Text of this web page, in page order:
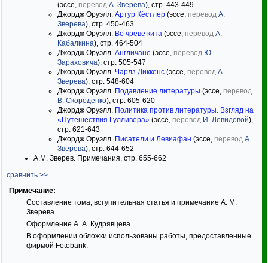
(эссе, перевод А. Зверева), стр. 443-449
Джордж Оруэлл. Артур Кёстлер (эссе, перевод А.
Зверева), стр. 450-463
Джордж Оруэлл. Во чреве кита (эссе, перевод А.
Кабалкина), стр. 464-504
Джордж Оруэлл. Англичане (эссе, перевод Ю.
Зараховича), стр. 505-547
Джордж Оруэлл. Чарлз Диккенс (эссе, перевод А.
Зверева), стр. 548-604
Джордж Оруэлл. Подавление литературы (эссе, перевод
В. Скороденко), стр. 605-620
Джордж Оруэлл. Политика против литературы. Взгляд на
«Путешествия Гулливера» (эссе, перевод И. Левидовой),
стр. 621-643
Джордж Оруэлл. Писатели и Левиафан (эссе, перевод А.
Зверева), стр. 644-652
А.М. Зверев. Примечания, стр. 655-662
сравнить >>
Примечание:
Составление тома, вступительная статья и примечание А. М.
Зверева.
Оформление А. А. Кудрявцева.
В оформлении обложки использованы работы, предоставленные
фирмой Fotobank.